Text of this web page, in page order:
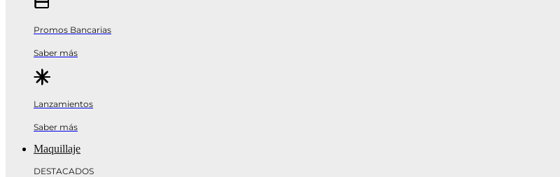
Promos Bancarias
Saber más
Lanzamientos
Saber más
Maquillaje
DESTACADOS